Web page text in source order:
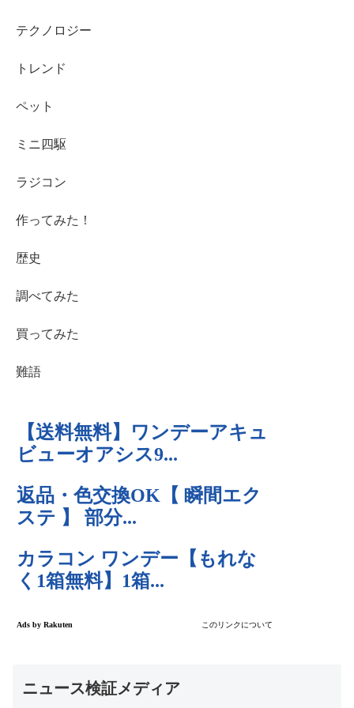
テクノロジー
トレンド
ペット
ミニ四駆
ラジコン
作ってみた！
歴史
調べてみた
買ってみた
難語
ニュース検証メディア